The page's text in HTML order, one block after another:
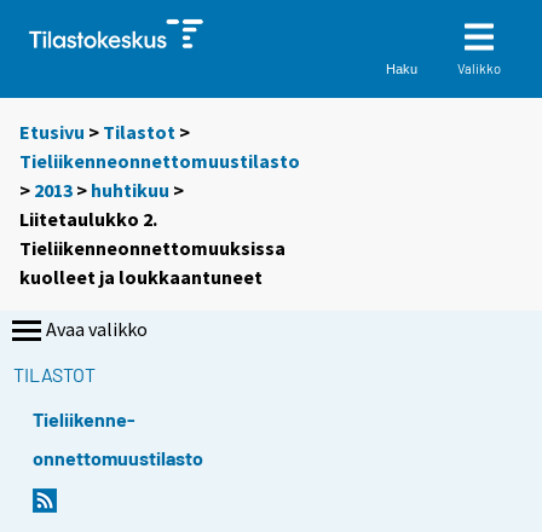
Haku Valikko
Etusivu > Tilastot >
Tieliikenneonnettomuustilasto
> 2013 > huhtikuu >
Liitetaulukko 2.
Tieliikenneonnettomuuksissa
kuolleet ja loukkaantuneet
Avaa valikko
TILASTOT
Tieliikenne-
onnettomuustilasto